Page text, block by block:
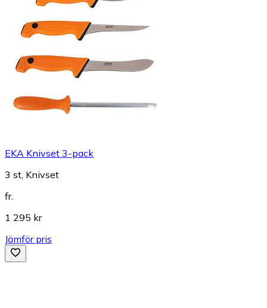
EKA Knivset 3-pack
3 st, Knivset
fr.
1 295 kr
Jämför pris